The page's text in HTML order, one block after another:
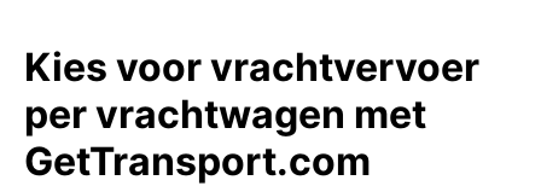
Kies voor vrachtvervoer
per vrachtwagen met
GetTransport.com